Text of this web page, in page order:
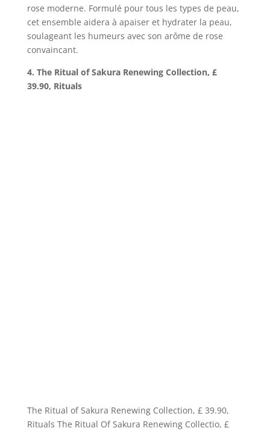
rose moderne. Formulé pour tous les types de peau,
cet ensemble aidera à apaiser et hydrater la peau,
soulageant les humeurs avec son arôme de rose
convaincant.
4. The Ritual of Sakura Renewing Collection, £
39.90, Rituals
The Ritual of Sakura Renewing Collection, £ 39.90,
Rituals The Ritual Of Sakura Renewing Collectio, £